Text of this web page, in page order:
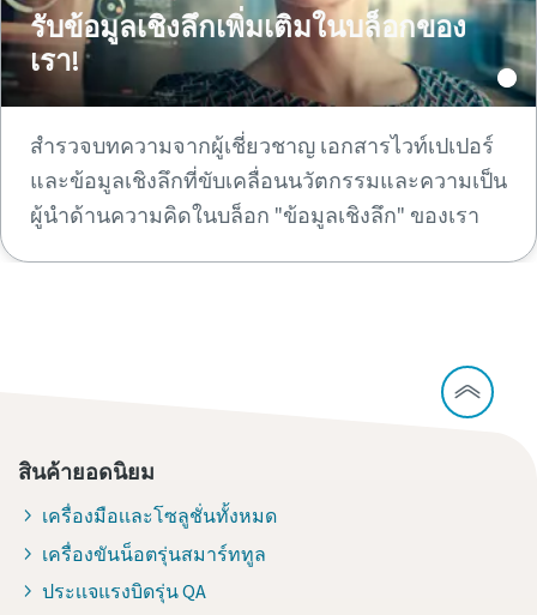
รับข้อมูลเชิงลึกเพิ่มเติมในบล็อกของ
เรา!
สํารวจบทความจากผู้เชี่ยวชาญ เอกสารไวท์เปเปอร์
และข้อมูลเชิงลึกที่ขับเคลื่อนนวัตกรรมและความเป็น
ผู้นําด้านความคิดในบล็อก "ข้อมูลเชิงลึก" ของเรา
สินค้ายอดนิยม
เครื่องมือเเละโซลูชั่นทั้งหมด
เครื่องขันน็อตรุ่นสมาร์ททูล
ประเเจแรงบิดรุ่น QA